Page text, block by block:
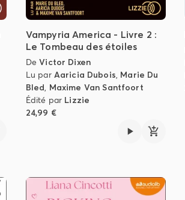
Vampyria America - Livre 2 :
Le Tombeau des étoiles
DeVictor Dixen
Lu par Aaricia Dubois Marie Du
Bled Maxime Van Santfoort
Édité par Lizzie
24,99 €